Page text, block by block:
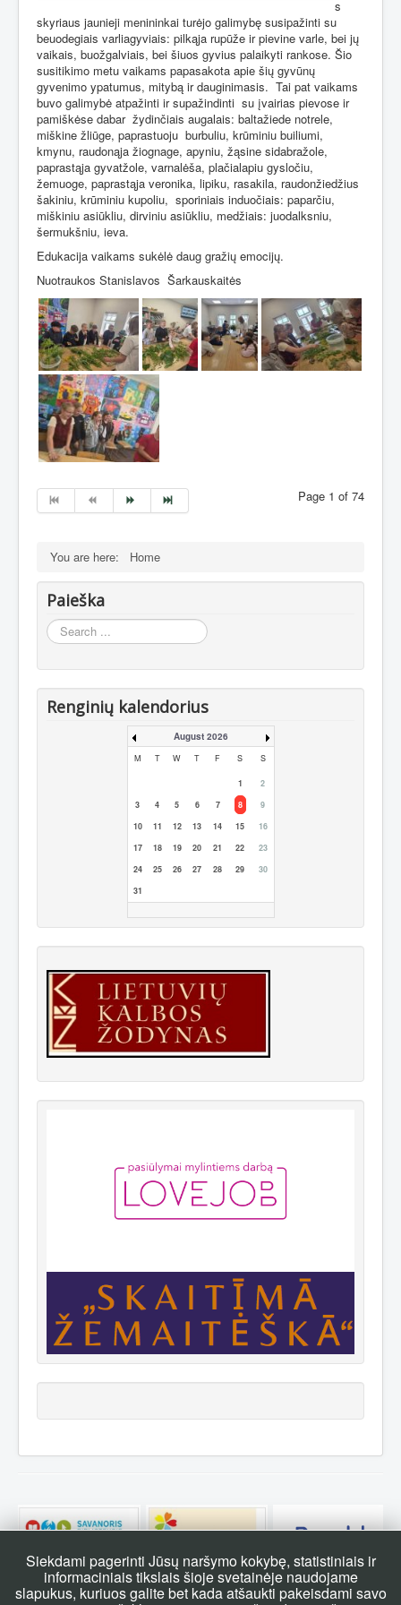
s
skyriaus jaunieji menininkai turėjo galimybę susipažinti su
beuodegiais varliagyviais: pilkąja rupūže ir pievine varle, bei jų
vaikais, buožgalviais, bei šiuos gyvius palaikyti rankose. Šio
susitikimo metu vaikams papasakota apie šių gyvūnų
gyvenimo ypatumus, mitybą ir dauginimasis. Tai pat vaikams
buvo galimybė atpažinti ir supažindinti su įvairias pievose ir
pamiškėse dabar žydinčiais augalais: baltažiede notrele,
miškine žliūge, paprastuoju burbuliu, krūminiu builiumi,
kmynu, raudonąja žiognage, apyniu, žąsine sidabražole,
paprastąja gyvatžole, varnalėša, plačialapiu gysločiu,
žemuoge, paprastąja veronika, lipiku, rasakila, raudonžiedžius
šakiniu, krūminiu kupoliu, sporiniais induočiais: paparčiu,
miškiniu asiūkliu, dirviniu asiūkliu, medžiais: juodalksniu,
šermukšniu, ieva.
Edukacija vaikams sukėlė daug gražių emocijų.
Nuotraukos Stanislavos Šarkauskaitės
Page 1 of 74
You are here: Home
Paieška
Search
...
Renginių kalendorius
August 2026
M T W T F S S
1
2
3
4 5 6 7 8
9
10
11 12 13 14 15
16
17
18 19 20 21 22
23
24
25 26 27 28 29
30
31
Siekdami pagerinti Jūsų naršymo kokybę, statistiniais ir
informaciniais tikslais šioje svetainėje naudojame
slapukus, kuriuos galite bet kada atšaukti pakeisdami savo